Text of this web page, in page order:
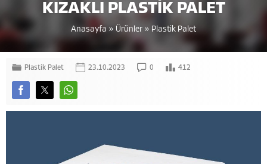
KIZAKLI PLASTİK PALET
Anasayfa» Ürünler » Plastik Palet
Plastik Palet 23.10.2023 0 412